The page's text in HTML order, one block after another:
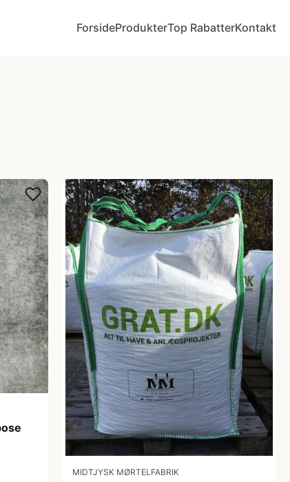
ForsideProdukterTop RabatterKontakt
MIDTJYSK MØRTELFABRIK